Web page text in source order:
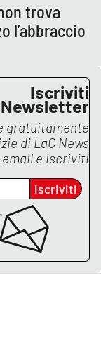
trova
l’abbraccio
Iscriviti
gratuitamente
di LaC News
e iscriviti
Iscriviti